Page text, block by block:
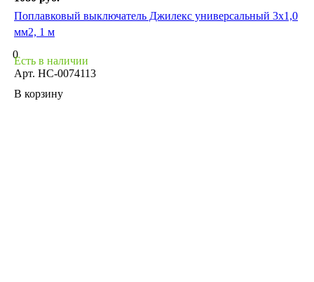
Поплавковый выключатель Джилекс универсальный 3х1,0
мм2, 1 м
0
Есть в наличии
Арт. НС-0074113
В корзину